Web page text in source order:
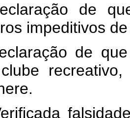
de
impeditivos
de